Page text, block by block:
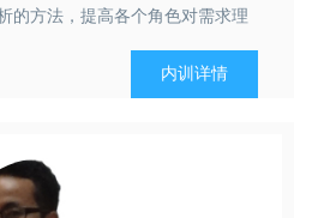
的方法，提高各个角色对需求理
内训详情